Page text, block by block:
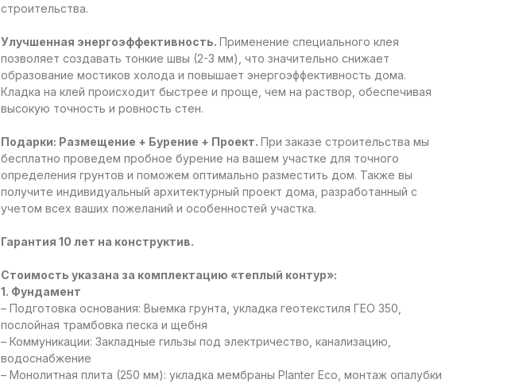
строительства.
Улучшенная энергоэффективность. Применение специального клея
позволяет создавать тонкие швы (2-3 мм), что значительно снижает
образование мостиков холода и повышает энергоэффективность дома.
Кладка на клей происходит быстрее и проще, чем на раствор, обеспечивая
высокую точность и ровность стен.
Подарки: Размещение + Бурение + Проект. При заказе строительства мы
бесплатно проведем пробное бурение на вашем участке для точного
определения грунтов и поможем оптимально разместить дом. Также вы
получите индивидуальный архитектурный проект дома, разработанный с
учетом всех ваших пожеланий и особенностей участка.
Гарантия 10 лет на конструктив.
Стоимость указана за комплектацию «теплый контур»:
1. Фундамент
– Подготовка основания: Выемка грунта, укладка геотекстиля ГЕО 350,
послойная трамбовка песка и щебня
– Коммуникации: Закладные гильзы под электричество, канализацию,
водоснабжение
– Монолитная плита (250 мм): укладка мембраны Planter Eco, монтаж опалубки